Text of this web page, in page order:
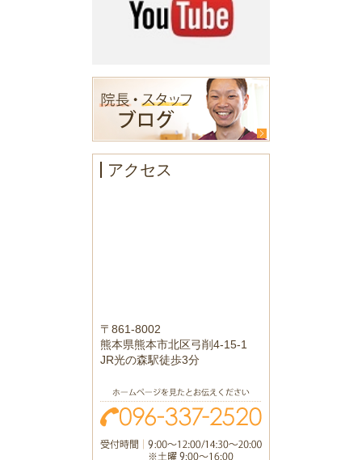
アクセス
〒861-8002
熊本県熊本市北区弓削4-15-1
JR光の森駅徒歩3分